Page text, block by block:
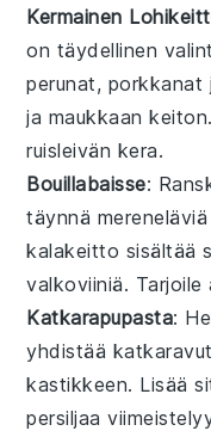
Kermainen
on täydellinen
perunat, porkkanat
ja maukkaan
ruisleivän kera.
Bouillabaisse:
täynnä mereneläviä
kalakeitto sisältää
valkoviiniä. Tarjoile
Katkarapupasta:
yhdistää katkaravut
kastikkeen. Lisää
persiljaa